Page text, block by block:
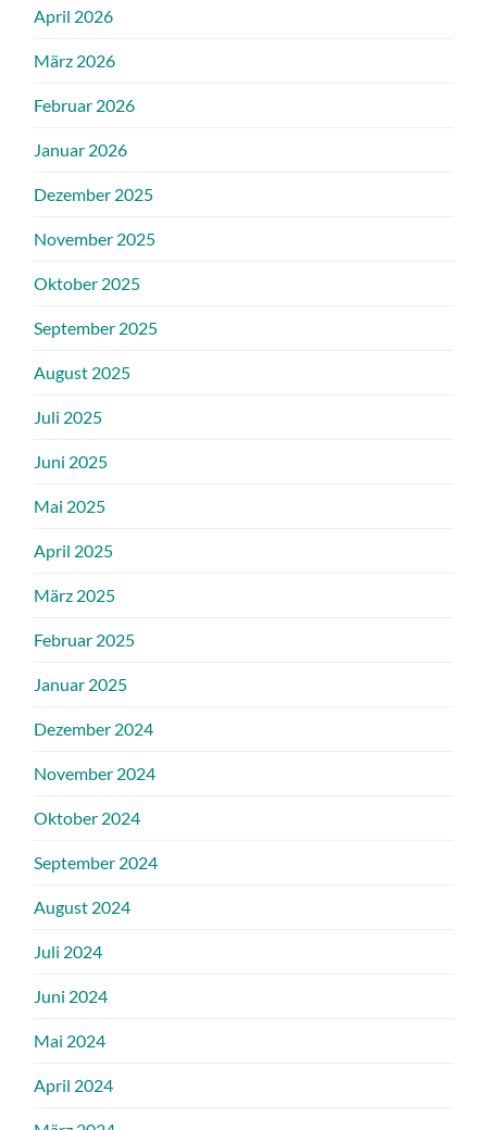
April 2026
März 2026
Februar 2026
Januar 2026
Dezember 2025
November 2025
Oktober 2025
September 2025
August 2025
Juli 2025
Juni 2025
Mai 2025
April 2025
März 2025
Februar 2025
Januar 2025
Dezember 2024
November 2024
Oktober 2024
September 2024
August 2024
Juli 2024
Juni 2024
Mai 2024
April 2024